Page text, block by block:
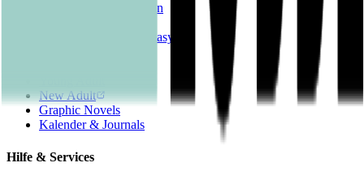
Romane & Erzählungen
Science Fiction & Fantasy
New Adult
Graphic Novels
Kalender & Journals
Hilfe & Services